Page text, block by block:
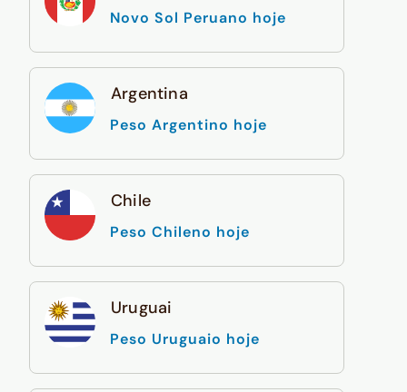
Novo Sol Peruano hoje
Argentina
Peso Argentino hoje
Chile
Peso Chileno hoje
Uruguai
Peso Uruguaio hoje